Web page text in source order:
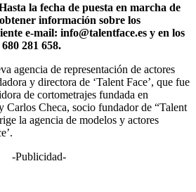
la fecha de puesta en marcha de
información sobre los
e-mail: info@talentface.es y en los
281 658.
agencia de representación de actores
y directora de ‘Talent Face’, que fue
de cortometrajes fundada en
Carlos Checa, socio fundador de “Talent
la agencia de modelos y actores
-Publicidad-